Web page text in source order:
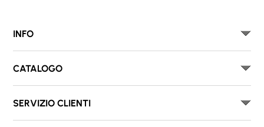
INFO
CATALOGO
SERVIZIO CLIENTI